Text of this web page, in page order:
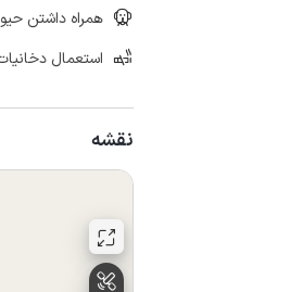
همراه داشتن
استعمال
نقشه